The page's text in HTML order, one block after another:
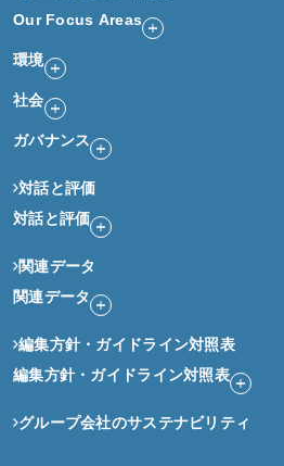
Our Focus Areas
環境
社会
ガバナンス
対話と評価
対話と評価
関連データ
関連データ
編集方針・ガイドライン対照表
編集方針・ガイドライン対照表
グループ会社のサステナビリティ